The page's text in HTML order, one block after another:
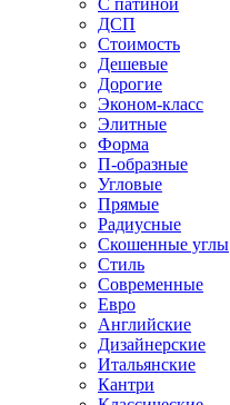
С патиной
ДСП
Стоимость
Дешевые
Дорогие
Эконом-класс
Элитные
Форма
П-образные
Угловые
Прямые
Радиусные
Скошенные углы
Стиль
Современные
Евро
Английские
Дизайнерские
Итальянские
Кантри